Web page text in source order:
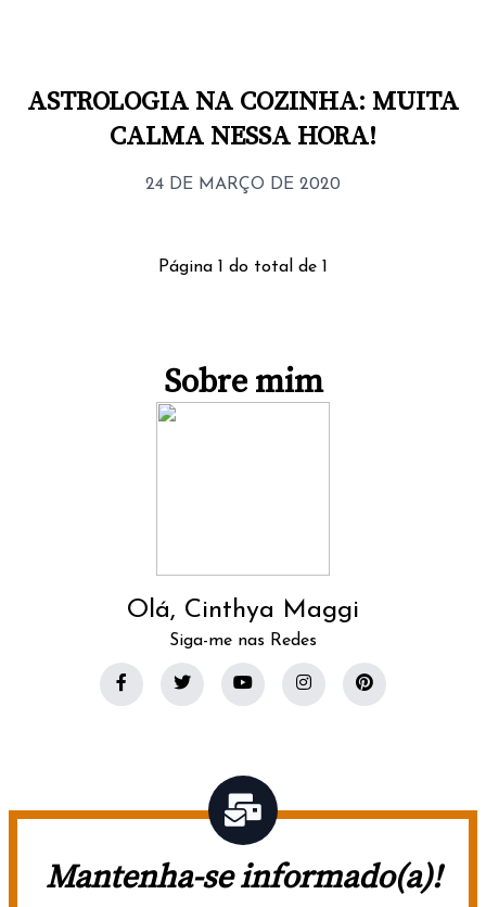
ASTROLOGIA NA COZINHA: MUITA
CALMA NESSA HORA!
24 DE MARÇO DE 2020
Página 1 do total de 1
Sobre mim
Olá, Cinthya Maggi
Siga-me nas Redes
Mantenha-se informado(a)!